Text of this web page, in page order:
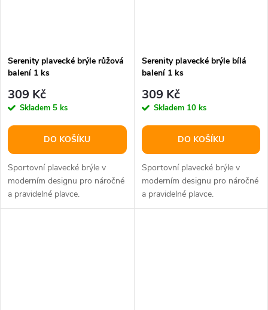
Serenity plavecké brýle růžová
balení 1 ks
309 Kč
Skladem 5 ks
DO KOŠÍKU
Sportovní plavecké brýle v
moderním designu pro náročné
a pravidelné plavce.
Serenity plavecké brýle bílá
balení 1 ks
309 Kč
Skladem 10 ks
DO KOŠÍKU
Sportovní plavecké brýle v
moderním designu pro náročné
a pravidelné plavce.